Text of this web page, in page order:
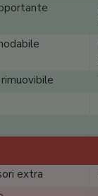
extra